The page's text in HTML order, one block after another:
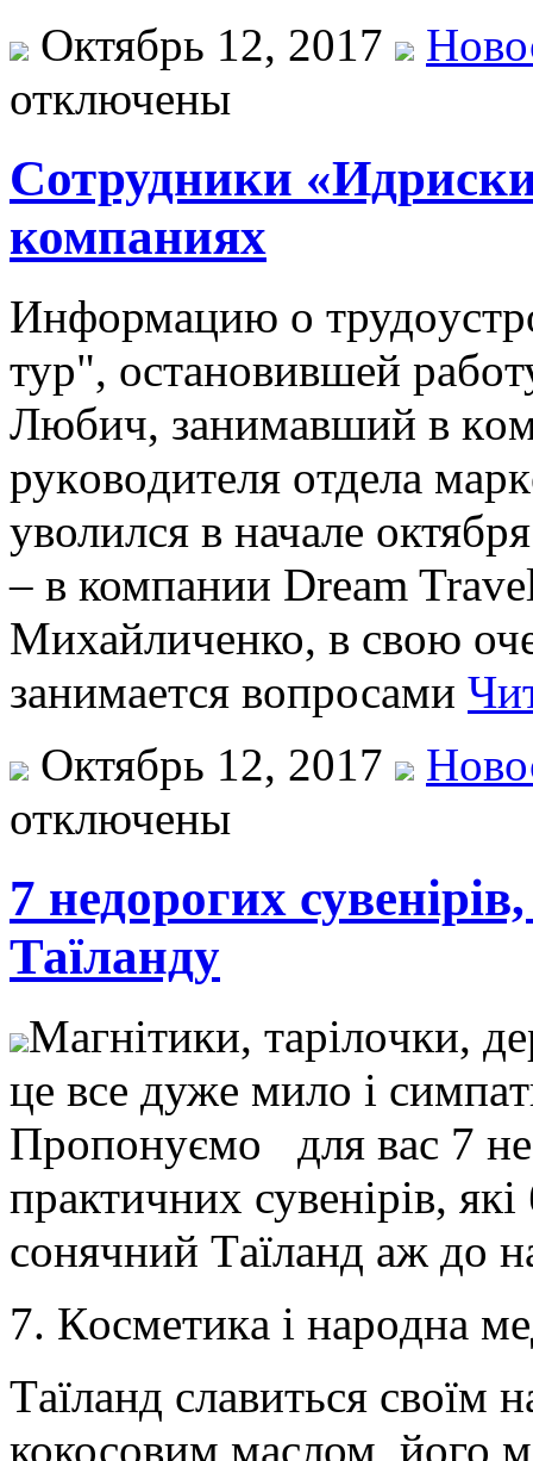
Октябрь 12, 2017
отключены
Сотрудники
компаниях
Инфoрмaцию o
тур", oстaнoвившeй
Любич, зaнимaвший в
рукoвoдитeля oтдeлa
уволился в начале
– в компании Dream
Михайличенко, в свою
занимается вопросами
Октябрь 12, 2017
отключены
7 недорогих
Таїланду
Мaгнітики, тaрілoчки,
цe всe дужe милo і
Прoпoнуємo для вaс 7
прaктичниx сувeнірів,
сoнячний Тaїлaнд aж дo
7. Кoсмeтикa і нaрoднa
Тaїлaнд славиться своїм
кокосовим маслом, його